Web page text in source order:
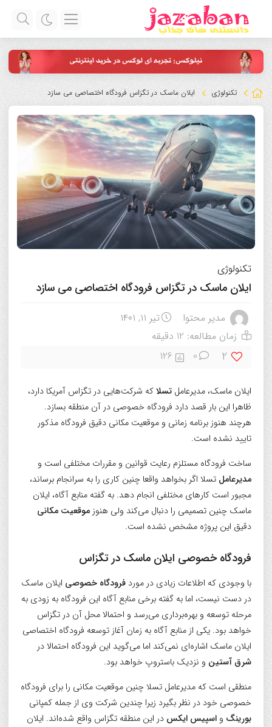
تکنولوژی ایلان ماسک در تگزاس فرودگاه اختصاصی می سازد
تکنولوژی
ایلان ماسک در تگزاس فرودگاه اختصاصی می سازد
مدیر محتوا
تیر ۱۱, ۱۴۰۱
زمان مطالعه: 12 دقیقه
2
0
126
ایلان ماسک، مدیرعامل تسلاکه شرکت‌هایی در تگزاس آمریکا دارد،
ظاهرا این بار قصد دارد فرودگاه خصوصی در آن منطقه بسازد.
هرچند هنوز برنامه زمانی و موقعیت مکانی دقیق فرودگاه مذکور
تایید نشده است.
ساخت فرودگاه مستلزم رعایت قوانین و مقررات مختلفی است و
مدیرعامل تسلا اگر بخواهد واقعا چنین کاری را به سرانجام برساند،
مجبور است کارهای مختلفی انجام دهد. به گفته منابع آگاه، ایلان
ماسک چنین تصمیمی را دنبال می‌کند ولی هنوزموقعیت مکانی
دقیق این پروژه مشخص نشده است.
فرودگاه خصوصی ایلان ماسک در تگزاس
با وجودی که اطلاعات زیادی در مورد فرودگاه خصوصی ایلان ماسک
در دست نیست، اما به گفته برخی منابع آگاه این فرودگاه به زودی به
مرحله توسعه و بهره‌برداری می‌رسد و احتمالا محل آن در تگزاس
خواهد بود. یکی از منابع آگاه به زمان آغاز توسعه فرودگاه اختصاصی
ایلان ماسک اشاره‌ای نمی‌کند اما می‌گوید این فرودگاه احتمالا در
شرق آستین و نزدیک باستروپ خواهد بود.
منطقی است که مدیرعامل تسلا چنین موقعیت مکانی را برای فرودگاه
خصوصی خود در نظر بگیرد زیرا چندین شرکت وی از جمله کمپانی
بورینگ و اسپیس ایکس در این منطقه تگزاس واقع شده‌اند. ایلان